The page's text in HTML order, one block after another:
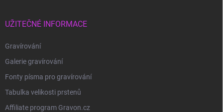
UŽITEČNÉ INFORMACE
Gravírování
Galerie gravírování
Fonty písma pro gravírování
Tabulka velikosti prstenů
Affiliate program Gravon.cz